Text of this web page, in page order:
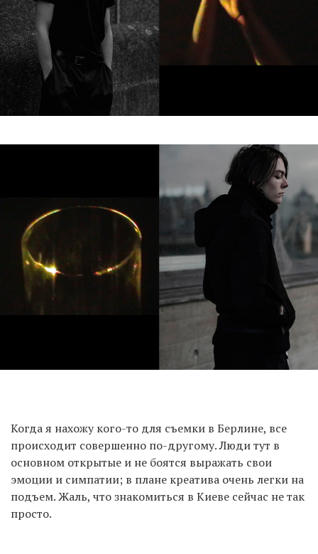
Когда я нахожу кого-то для съемки в Берлине, все
происходит совершенно по-другому. Люди тут в
основном открытые и не боятся выражать свои
эмоции и симпатии; в плане креатива очень легки на
подъем. Жаль, что знакомиться в Киеве сейчас не так
просто.